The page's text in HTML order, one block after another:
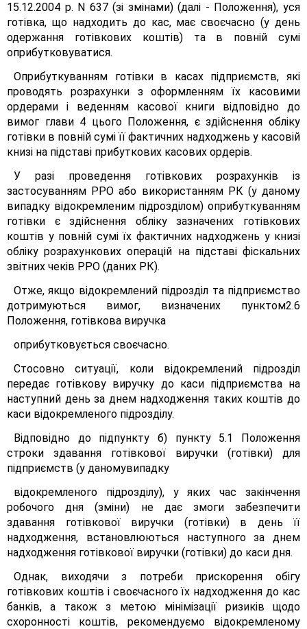
15.12.2004 р. N 637 (зі змінами) (далі - Положення), уся
готівка, що надходить до кас, має своєчасно (у день
одержання готівкових коштів) та в повній сумі
оприбутковуватися.
Оприбуткуванням готівки в касах підприємств, які
проводять розрахунки з оформленням їх касовими
ордерами і веденням касової книги відповідно до
вимог глави 4 цього Положення, є здійснення обліку
готівки в повній сумі її фактичних надходжень у касовій
книзі на підставі прибуткових касових ордерів.
У разі проведення готівкових розрахунків із
застосуванням РРО або використанням РК (у даному
випадку відокремленим підрозділом) оприбуткуванням
готівки є здійснення обліку зазначених готівкових
коштів у повній сумі їх фактичних надходжень у книзі
обліку розрахункових операцій на підставі фіскальних
звітних чеків РРО (даних РК).
Отже, якщо відокремлений підрозділ та підприємство
дотримуються вимог, визначених пунктом2.6
Положення, готівкова виручка
оприбутковується своєчасно.
Стосовно ситуації, коли відокремлений підрозділ
передає готівкову виручку до каси підприємства на
наступний день за днем надходження таких коштів до
каси відокремленого підрозділу.
Відповідно до підпункту б) пункту 5.1 Положення
строки здавання готівкової виручки (готівки) для
підприємств (у даномувипадку
відокремленого підрозділу), у яких час закінчення
робочого дня (зміни) не дає змоги забезпечити
здавання готівкової виручки (готівки) в день її
надходження, встановлюються наступного за днем
надходження готівкової виручки (готівки) до каси дня.
Однак, виходячи з потреби прискорення обігу
готівкових коштів і своєчасного їх надходження до кас
банків, а також з метою мінімізації ризиків щодо
схоронності коштів, рекомендуємо відокремленому